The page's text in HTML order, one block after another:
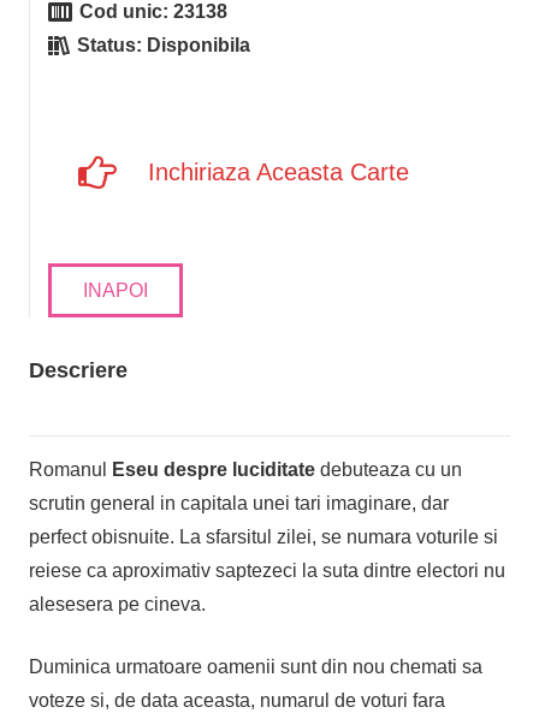
Cod unic:23138
Status: Disponibila
Inchiriaza Aceasta Carte
INAPOI
Descriere
Romanul Eseu despre luciditate debuteaza cu un
scrutin general in capitala unei tari imaginare, dar
perfect obisnuite. La sfarsitul zilei, se numara voturile si
reiese ca aproximativ saptezeci la suta dintre electori nu
alesesera pe cineva.
Duminica urmatoare oamenii sunt din nou chemati sa
voteze si, de data aceasta, numarul de voturi fara